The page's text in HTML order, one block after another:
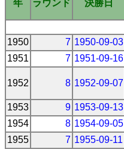
年 ラウンド 決勝日
1950 7 1950-09-03
1951
7 1951-09-16
1952 8 1952-09-07
1953 9 1953-09-13
1954
8 1954-09-05
1955
7 1955-09-11